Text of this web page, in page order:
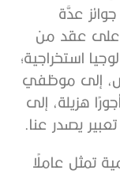
عدَّة
على عقد من
استخراجية؛
إلى موظفي
هزيلة، إلى
يصدر عنا.
تمثل عاملًا